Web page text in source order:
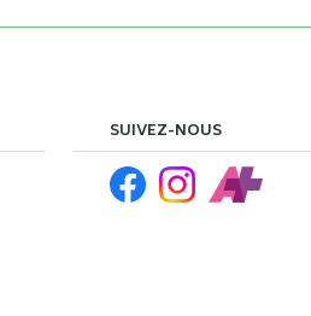
SUIVEZ-NOUS